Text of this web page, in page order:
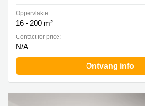
Oppervlakte:
16 - 200 m²
Contact for price:
N/A
Ontvang info